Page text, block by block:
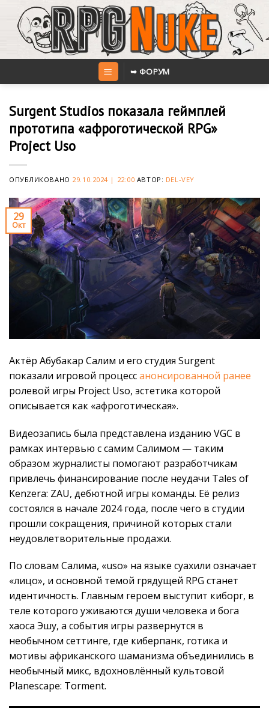
content
➥ ФОРУМ
Surgent Studios показала геймплей
прототипа «афроготической RPG»
Project Uso
ОПУБЛИКОВАНО 29.10.2024 | 22:00 АВТОР: DEL-VEY
29
Окт
Актёр Абубакар Салим и его студия Surgent
показали игровой процессанонсированной ранее
ролевой игры Project Uso, эстетика которой
описывается как «афроготическая».
Видеозапись была представлена изданию VGC в
рамках интервью с самим Салимом — таким
образом журналисты помогают разработчикам
привлечь финансирование после неудачи Tales of
Kenzera: ZAU, дебютной игры команды. Её релиз
состоялся в начале 2024 года, после чего в студии
прошли сокращения, причиной которых стали
неудовлетворительные продажи.
По словам Салима, «uso» на языке суахили означает
«лицо», и основной темой грядущей RPG станет
идентичность. Главным героем выступит киборг, в
теле которого уживаются души человека и бога
хаоса Эшу, а события игры развернутся в
необычном сеттинге, где киберпанк, готика и
мотивы африканского шаманизма объединились в
необычный микс, вдохновлённый культовой
Planescape: Torment.